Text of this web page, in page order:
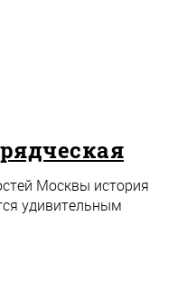
Москвы история
удивительным